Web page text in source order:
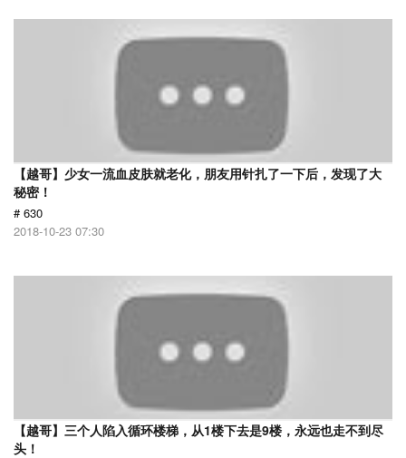
【越哥】少女一流血皮肤就老化，朋友用针扎了一下后，发现了大
秘密！
# 630
2018-10-23 07:30
【越哥】三个人陷入循环楼梯，从1楼下去是9楼，永远也走不到尽
头！